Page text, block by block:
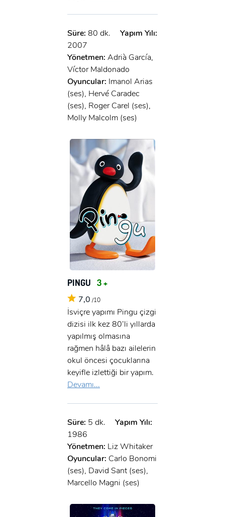
Süre: 80 dk.
Yapım Yılı:
2007
Yönetmen: Adrià García,
Víctor Maldonado
Oyuncular: Imanol Arias
(ses), Hervé Caradec
(ses), Roger Carel (ses),
Molly Malcolm (ses)
PINGU 3 +
7,0 /10
İsviçre yapımı Pingu çizgi
dizisi ilk kez 80’li yıllarda
yapılmış olmasına
rağmen hâlâ bazı ailelerin
okul öncesi çocuklarına
keyifle izlettiği bir yapım.
Devamı...
Süre: 5 dk.
Yapım Yılı:
1986
Yönetmen: Liz Whitaker
Oyuncular: Carlo Bonomi
(ses), David Sant (ses),
Marcello Magni (ses)